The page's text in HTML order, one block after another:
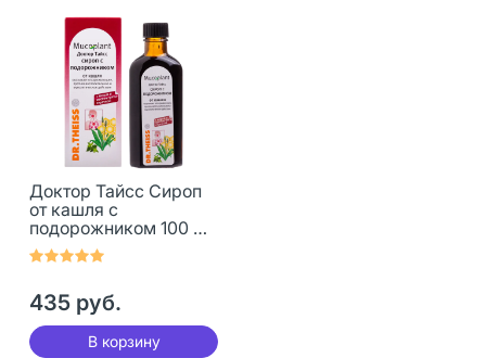
Доктор Тайсс Сироп
от кашля с
подорожником 100 мл
1 шт
435 руб.
В корзину